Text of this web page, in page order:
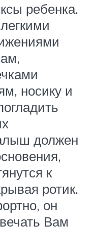
ребенка.
носику и
должен
к
ротик.
он
Вам